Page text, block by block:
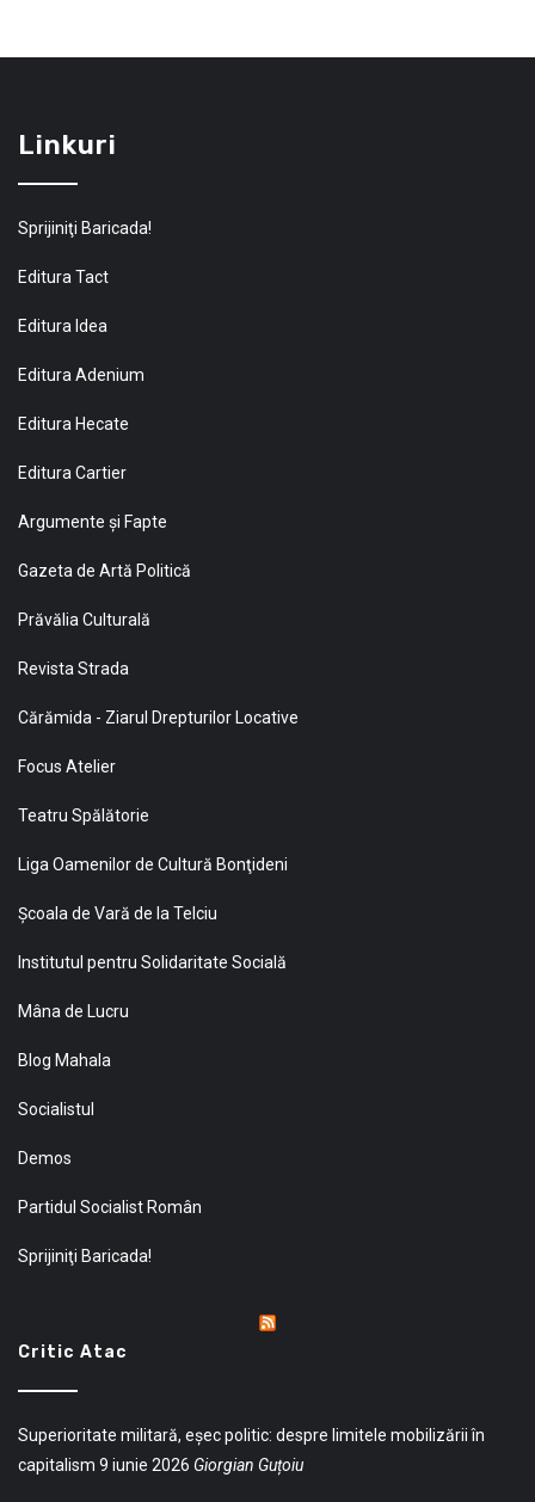
Linkuri
Sprijiniţi Baricada!
Editura Tact
Editura Idea
Editura Adenium
Editura Hecate
Editura Cartier
Argumente și Fapte
Gazeta de Artă Politică
Prăvălia Culturală
Revista Strada
Cărămida - Ziarul Drepturilor Locative
Focus Atelier
Teatru Spălătorie
Liga Oamenilor de Cultură Bonţideni
Şcoala de Vară de la Telciu
Institutul pentru Solidaritate Socială
Mâna de Lucru
Blog Mahala
Socialistul
Demos
Partidul Socialist Român
Sprijiniţi Baricada!
Critic Atac
Superioritate militară, eșec politic: despre limitele mobilizării în
capitalism 9 iunie 2026 Giorgian Guțoiu